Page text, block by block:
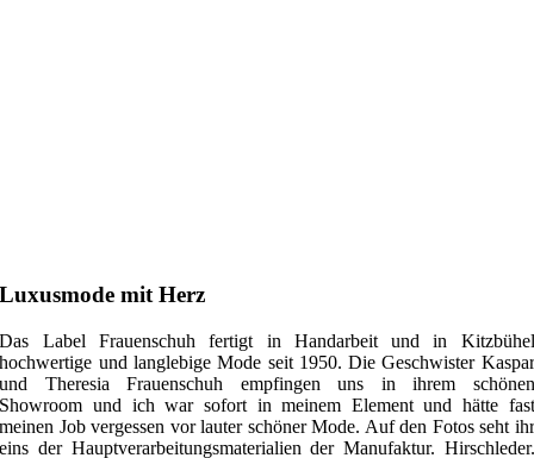
Luxusmode mit Herz
Das Label Frauenschuh fertigt in Handarbeit und in Kitzbühel
hochwertige und langlebige Mode seit 1950. Die Geschwister Kaspar
und Theresia Frauenschuh empfingen uns in ihrem schönen
Showroom und ich war sofort in meinem Element und hätte fast
meinen Job vergessen vor lauter schöner Mode. Auf den Fotos seht ihr
eins der Hauptverarbeitungsmaterialien der Manufaktur. Hirschleder.